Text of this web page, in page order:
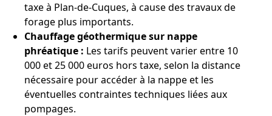
taxe à Plan-de-Cuques, à cause des travaux de
forage plus importants.
Chauffage géothermique sur nappe
phréatique : Les tarifs peuvent varier entre 10
000 et 25 000 euros hors taxe, selon la distance
nécessaire pour accéder à la nappe et les
éventuelles contraintes techniques liées aux
pompages.